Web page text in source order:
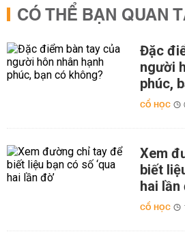
CÓ THỂ BẠN QUAN
Đặc
người
phúc,
CỔ HỌC
Xem
biết
hai lần
CỔ HỌC